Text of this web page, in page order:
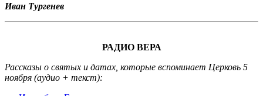
Иван Тургенев
РАДИО ВЕРА
Рассказы о святых и датах, которые вспоминает Церковь 5
ноября (аудио + текст):